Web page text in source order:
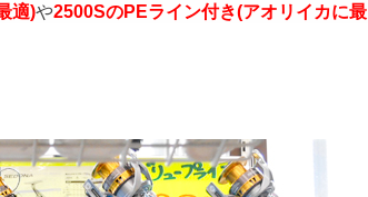
適)や2500SのPEライン付き(アオリイカに最